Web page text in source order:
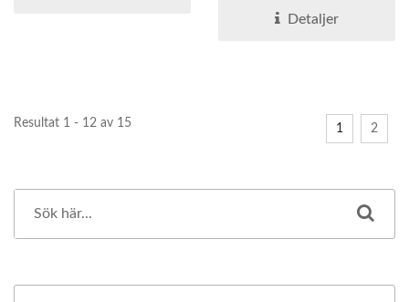
Detaljer
Resultat 1 - 12 av 15 1 2